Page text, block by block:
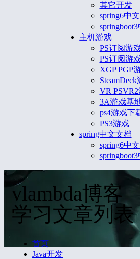
其它开发
spring6中
主机游戏
PS订阅游
PS订阅游
XGP PGP
SteamDeck
VR
3A游戏基
ps4游戏下
PS3游戏
spring中文文档
spring6中
vlambda博客
学习文章列表
首页
Java开发